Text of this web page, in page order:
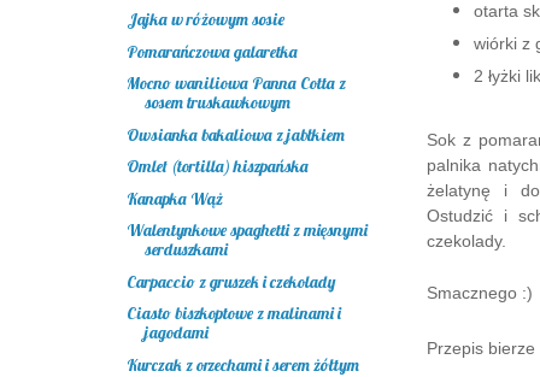
otarta
wiórki z
2 łyżki
Sok z
palnika
żelatynę i
Ostudzić i
czekolady.
Smacznego :)
Przepis bierze
Jajka w różowym sosie
Pomarańczowa galaretka
Mocno waniliowa Panna Cotta z
sosem truskawkowym
Owsianka bakaliowa z jabłkiem
Omlet (tortilla) hiszpańska
Kanapka Wąż
Walentynkowe spaghetti z mięsnymi
serduszkami
Carpaccio z gruszek i czekolady
Ciasto biszkoptowe z malinami i
jagodami
Kurczak z orzechami i serem żółtym